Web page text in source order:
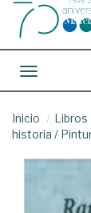
Toggle
Inicio Libros
historia /